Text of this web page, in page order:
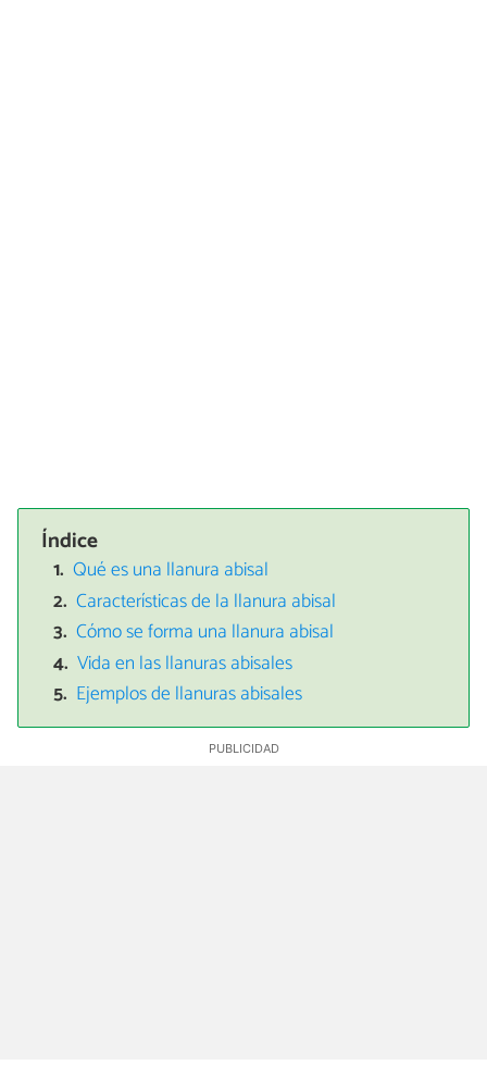
Índice
Qué es una llanura abisal
Características de la llanura abisal
Cómo se forma una llanura abisal
Vida en las llanuras abisales
Ejemplos de llanuras abisales